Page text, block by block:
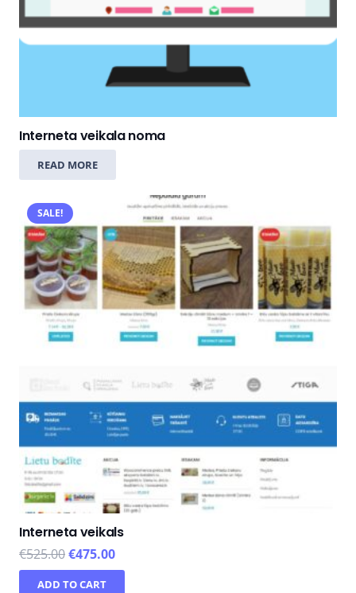
Interneta veikala noma
READ MORE
SALE!
Interneta veikals
€525.00€475.00
ADD TO CART